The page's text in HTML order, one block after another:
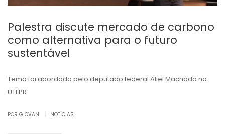
Palestra discute mercado de carbono
como alternativa para o futuro
sustentável
Tema foi abordado pelo deputado federal Aliel Machado na
UTFPR.
POR GIOVANI NOTÍCIAS